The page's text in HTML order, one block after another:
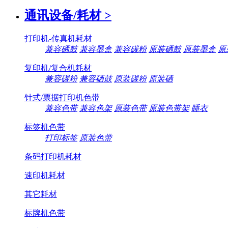
通讯设备/耗材 >
打印机-传真机耗材
兼容硒鼓 兼容墨盒 兼容碳粉 原装硒鼓 原装墨盒
复印机/复合机耗材
兼容碳粉 兼容硒鼓 原装碳粉 原装硒
针式/票据打印机色带
兼容色带 兼容色架 原装色带 原装色带架 睡衣
标签机色带
打印标签 原装色带
条码打印机耗材
速印机耗材
其它耗材
标牌机色带